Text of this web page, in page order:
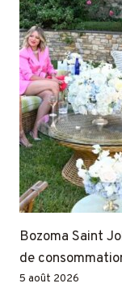
Bozoma Saint
de
5 août 2026